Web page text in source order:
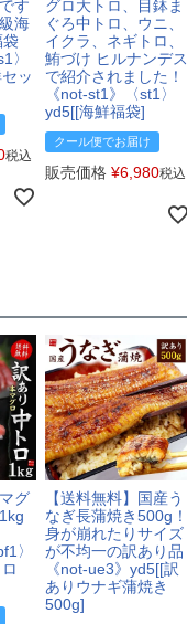
す
海
袋
〉
ッ
税込
グロ大トロ、目鉢ま
ぐろ中トロ、ウニ、
イクラ、ネギトロ、
鮪づけ ヒルナンデス
で紹介されました！
《not-st1》〈st1〉
yd5[[海鮮福袋]
クール便でお届け
販売価格 ¥6,980税込
グ
〉
【送料無料】国産う
なぎ長蒲焼き500g！
身が崩れたりサイズ
が不均一の訳あり品
《not-ue3》yd5[[訳
ありウナギ蒲焼き
500g]